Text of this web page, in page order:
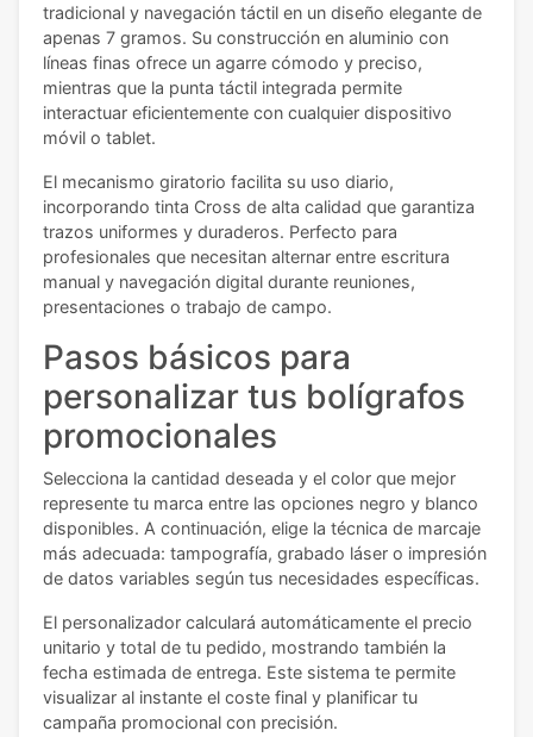
tradicional y navegación táctil en un diseño elegante de
apenas 7 gramos. Su construcción en aluminio con
líneas finas ofrece un agarre cómodo y preciso,
mientras que la punta táctil integrada permite
interactuar eficientemente con cualquier dispositivo
móvil o tablet.
El mecanismo giratorio facilita su uso diario,
incorporando tinta Cross de alta calidad que garantiza
trazos uniformes y duraderos. Perfecto para
profesionales que necesitan alternar entre escritura
manual y navegación digital durante reuniones,
presentaciones o trabajo de campo.
Pasos básicos para
personalizar tus bolígrafos
promocionales
Selecciona la cantidad deseada y el color que mejor
represente tu marca entre las opciones negro y blanco
disponibles. A continuación, elige la técnica de marcaje
más adecuada: tampografía, grabado láser o impresión
de datos variables según tus necesidades específicas.
El personalizador calculará automáticamente el precio
unitario y total de tu pedido, mostrando también la
fecha estimada de entrega. Este sistema te permite
visualizar al instante el coste final y planificar tu
campaña promocional con precisión.